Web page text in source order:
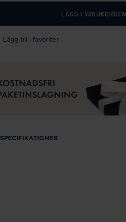
LÄGG I VARUKORGEN
Lägg till i favoriter
SPECIFIKATIONER